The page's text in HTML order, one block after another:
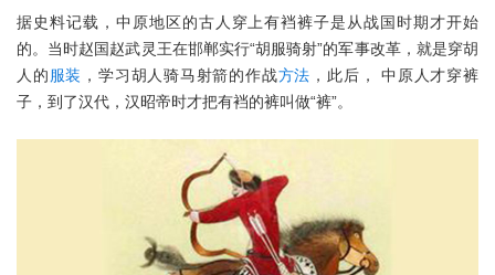
据史料记载，中原地区的古人穿上有裆裤子是从战国时期才开始
的。当时赵国赵武灵王在邯郸实行“胡服骑射”的军事改革，就是穿胡
人的服装 ，学习胡人骑马射箭的作战方法 ，此后， 中原人才穿裤
子，到了汉代，汉昭帝时才把有裆的裤叫做“裤”。